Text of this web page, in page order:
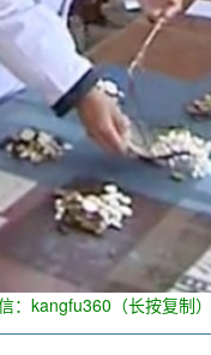
：kangfu360（长按复制）